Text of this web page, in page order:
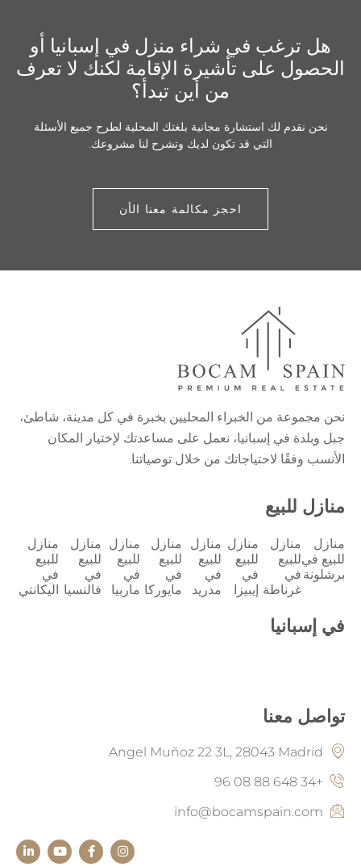
هل ترغب في شراء منزل في إسبانيا أو
الحصول على تأشيرة الإقامة لكنك لا تعرف
من أين تبدأ؟
نحن نقدم لك استشارة مجانية بلغتك المحلية لطرح جميع الأسئلة
التي قد تكون لديك وتشرح لنا مشروعك.
احجز مكالمة معنا الأن
نحن مجموعة من الخبراء المحليين بخبرة في كل مدينة، شاطئ،
جبل وبلدة في إسبانيا، نعمل على مساعدتك لإختيار المكان
الأنسب وفقًا لاحتياجاتك من خلال توصياتنا.
منازل للبيع
منازل
للبيع في
برشلونة
منازل
للبيع
في
غرناطة
منازل
للبيع
في
إيبيزا
منازل
للبيع
في
مدريد
منازل
للبيع
في
مايوركا
منازل
للبيع
في
ماربيا
منازل
للبيع
في
فالنسيا
منازل
للبيع
في
اليكانتي
في إسبانيا
تواصل معنا
Angel Muñoz 22 3L, 28043 Madrid
+34 648 88 08 96
info@bocamspain.com